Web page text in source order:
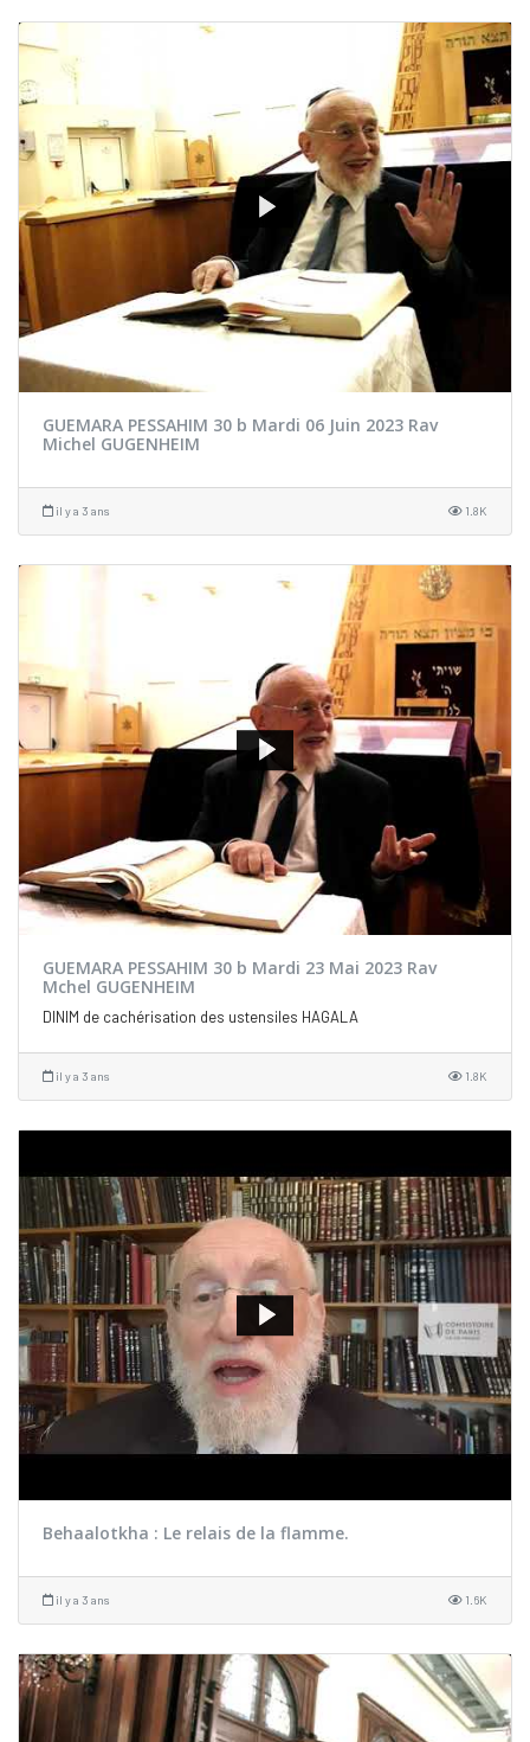
GUEMARA PESSAHIM 30 b Mardi 06 Juin 2023 Rav
Michel GUGENHEIM
il y a 3 ans 1.8K
GUEMARA PESSAHIM 30 b Mardi 23 Mai 2023 Rav
Mchel GUGENHEIM
DINIM de cachérisation des ustensiles HAGALA
il y a 3 ans 1.8K
Behaalotkha : Le relais de la flamme.
il y a 3 ans 1.6K